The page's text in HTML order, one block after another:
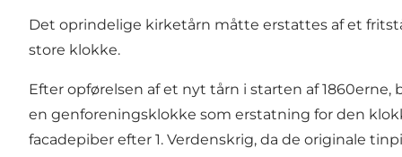
Det oprindelige kirketårn måtte erstattes af et
store klokke.
Efter opførelsen af et nyt tårn i starten af
en genforeningsklokke som erstatning for den
facadepiber efter 1. Verdenskrig, da de originale